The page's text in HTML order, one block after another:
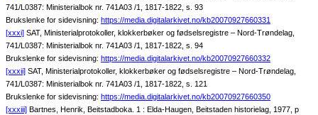
741/L0387: Ministerialbok nr. 741A03 /1, 1817-1822, s. 93
Brukslenke for sidevisning: https://media.digitalarkivet.no/kb20070927660331
[xxxi] SAT, Ministerialprotokoller, klokkerbøker og fødselsregistre – Nord-Trøndelag,
741/L0387: Ministerialbok nr. 741A03 /1, 1817-1822, s. 94
Brukslenke for sidevisning: https://media.digitalarkivet.no/kb20070927660332
[xxxii] SAT, Ministerialprotokoller, klokkerbøker og fødselsregistre – Nord-Trøndelag,
741/L0387: Ministerialbok nr. 741A03 /1, 1817-1822, s. 121
Brukslenke for sidevisning: https://media.digitalarkivet.no/kb20070927660350
[xxxiii] Bartnes, Henrik, Beitstadboka. 1 : Elda-Haugen, Beitstaden historielag, 1977, p